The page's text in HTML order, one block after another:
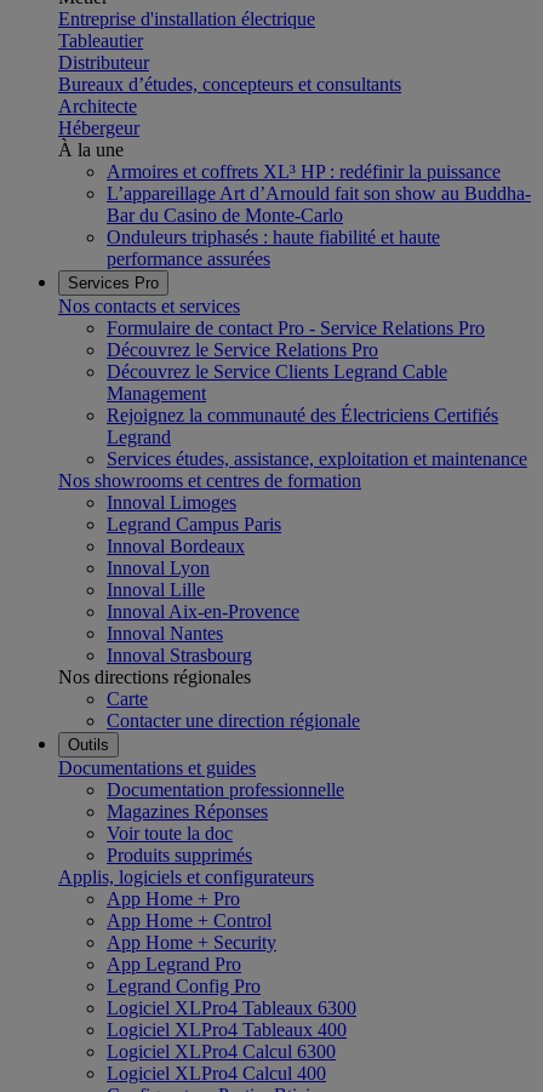
Entreprise d'installation électrique
Tableautier
Distributeur
Bureaux d’études, concepteurs et consultants
Architecte
Hébergeur
À la une
Armoires et coffrets XL³ HP : redéfinir la puissance
L’appareillage Art d’Arnould fait son show au Buddha-
Bar du Casino de Monte-Carlo
Onduleurs triphasés : haute fiabilité et haute
performance assurées
Services Pro
Nos contacts et services
Formulaire de contact Pro - Service Relations Pro
Découvrez le Service Relations Pro
Découvrez le Service Clients Legrand Cable
Management
Rejoignez la communauté des Électriciens Certifiés
Legrand
Services études, assistance, exploitation et maintenance
Nos showrooms et centres de formation
Innoval Limoges
Legrand Campus Paris
Innoval Bordeaux
Innoval Lyon
Innoval Lille
Innoval Aix-en-Provence
Innoval Nantes
Innoval Strasbourg
Nos directions régionales
Carte
Contacter une direction régionale
Outils
Documentations et guides
Documentation professionnelle
Magazines Réponses
Voir toute la doc
Produits supprimés
Applis, logiciels et configurateurs
App Home + Pro
App Home + Control
App Home + Security
App Legrand Pro
Legrand Config Pro
Logiciel XLPro4 Tableaux 6300
Logiciel XLPro4 Tableaux 400
Logiciel XLPro4 Calcul 6300
Logiciel XLPro4 Calcul 400